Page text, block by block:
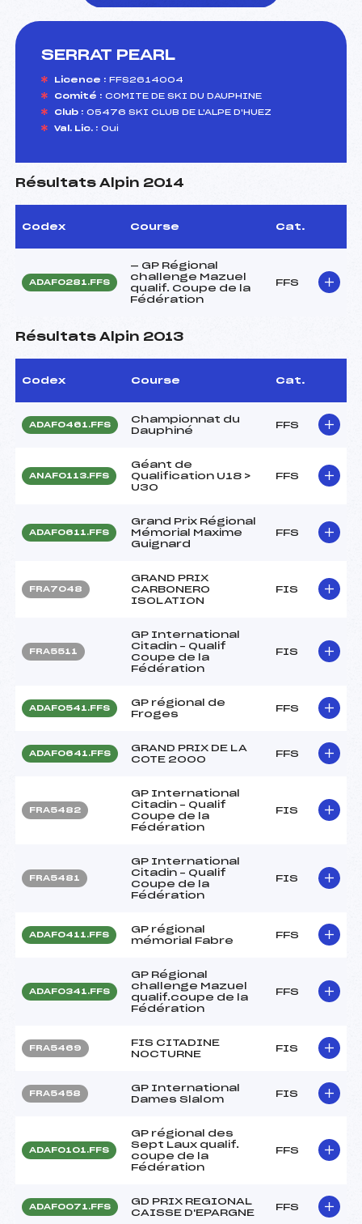
SERRAT PEARL
Licence : FFS2614004
Comité : COMITE DE SKI DU DAUPHINE
Club : 05476 SKI CLUB DE L'ALPE D'HUEZ
Val. Lic. : Oui
Résultats Alpin 2014
Codex Course Cat.
ADAF0281.FFS
— GP Régional
challenge Mazuel
qualif. Coupe de la
Fédération
FFS
Résultats Alpin 2013
Codex Course Cat.
ADAF0461.FFS
Championnat du
Dauphiné
FFS
ANAF0113.FFS
Géant de
Qualification U18 >
U30
FFS
ADAF0611.FFS
Grand Prix Régional
Mémorial Maxime
Guignard
FFS
FRA7048
GRAND PRIX
CARBONERO
ISOLATION
FIS
FRA5511
GP International
Citadin – Qualif
Coupe de la
Fédération
FIS
ADAF0541.FFS
GP régional de
Froges
FFS
ADAF0641.FFS
GRAND PRIX DE LA
COTE 2000
FFS
FRA5482
GP International
Citadin – Qualif
Coupe de la
Fédération
FIS
FRA5481
GP International
Citadin – Qualif
Coupe de la
Fédération
FIS
ADAF0411.FFS
GP régional
mémorial Fabre
FFS
ADAF0341.FFS
GP Régional
challenge Mazuel
qualif.coupe de la
Fédération
FFS
FRA5469
FIS CITADINE
NOCTURNE
FIS
FRA5458
GP International
Dames Slalom
FIS
ADAF0101.FFS
GP régional des
Sept Laux qualif.
coupe de la
Fédération
FFS
ADAF0071.FFS
GD PRIX REGIONAL
CAISSE D'EPARGNE
FFS